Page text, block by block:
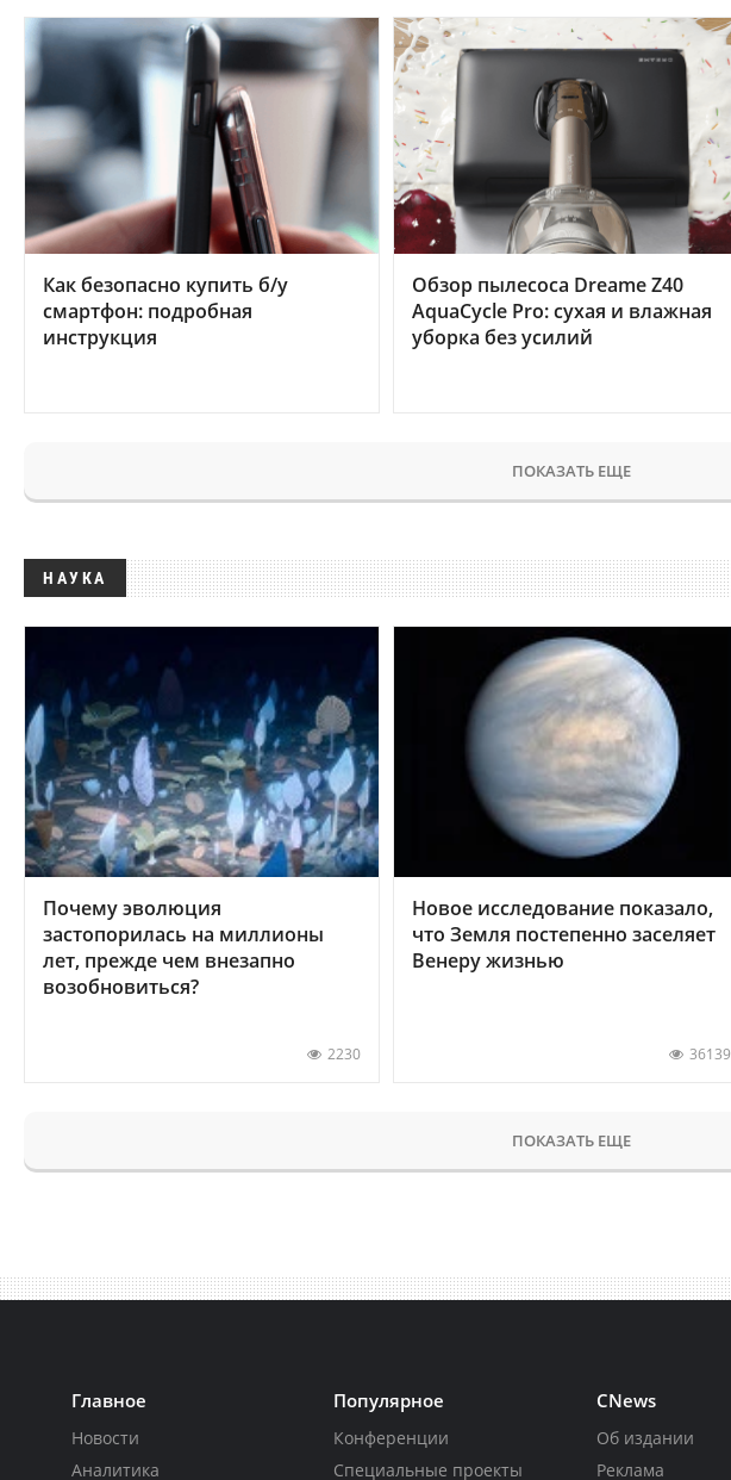
Как безопасно купить б/у
смартфон: подробная
инструкция
Обзор пылесоса Dreame Z40
AquaCycle Pro: сухая и влажная
уборка без усилий
ПОКАЗАТЬ ЕЩЕ
НАУКА
Почему эволюция
застопорилась на миллионы
лет, прежде чем внезапно
возобновиться?
2230
Новое исследование показало,
что Земля постепенно заселяет
Венеру жизнью
36139
ПОКАЗАТЬ ЕЩЕ
Главное
Новости
Аналитика
Популярное
Конференции
Специальные проекты
CNews
Об издании
Реклама